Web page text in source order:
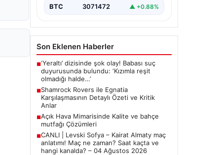
BTC 3071472 ▲ +0.88%
Son Eklenen Haberler
■‘Yeraltı’ dizisinde şok olay! Babası suç
duyurusunda bulundu: ‘Kızımla reşit
olmadığı halde…’
■Shamrock Rovers ile Egnatia
Karşılaşmasının Detaylı Özeti ve Kritik
Anlar
■Açık Hava Mimarisinde Kalite ve bahçe
mutfağı Çözümleri
■CANLI | Levski Sofya – Kairat Almaty maç
anlatımı! Maç ne zaman? Saat kaçta ve
hangi kanalda? – 04 Ağustos 2026